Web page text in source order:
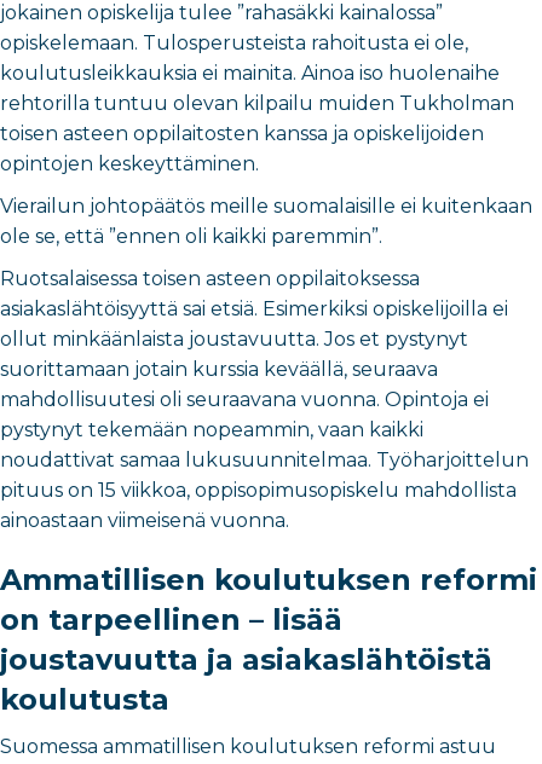
jokainen opiskelija tulee ”rahasäkki kainalossa”
opiskelemaan. Tulosperusteista rahoitusta ei ole,
koulutusleikkauksia ei mainita. Ainoa iso huolenaihe
rehtorilla tuntuu olevan kilpailu muiden Tukholman
toisen asteen oppilaitosten kanssa ja opiskelijoiden
opintojen keskeyttäminen.
Vierailun johtopäätös meille suomalaisille ei kuitenkaan
ole se, että ”ennen oli kaikki paremmin”.
Ruotsalaisessa toisen asteen oppilaitoksessa
asiakaslähtöisyyttä sai etsiä. Esimerkiksi opiskelijoilla ei
ollut minkäänlaista joustavuutta. Jos et pystynyt
suorittamaan jotain kurssia keväällä, seuraava
mahdollisuutesi oli seuraavana vuonna. Opintoja ei
pystynyt tekemään nopeammin, vaan kaikki
noudattivat samaa lukusuunnitelmaa. Työharjoittelun
pituus on 15 viikkoa, oppisopimusopiskelu mahdollista
ainoastaan viimeisenä vuonna.
Ammatillisen koulutuksen reformi
on tarpeellinen – lisää
joustavuutta ja asiakaslähtöistä
koulutusta
Suomessa ammatillisen koulutuksen reformi astuu